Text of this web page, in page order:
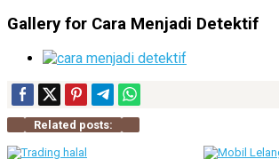
Gallery for Cara Menjadi Detektif
Related posts: